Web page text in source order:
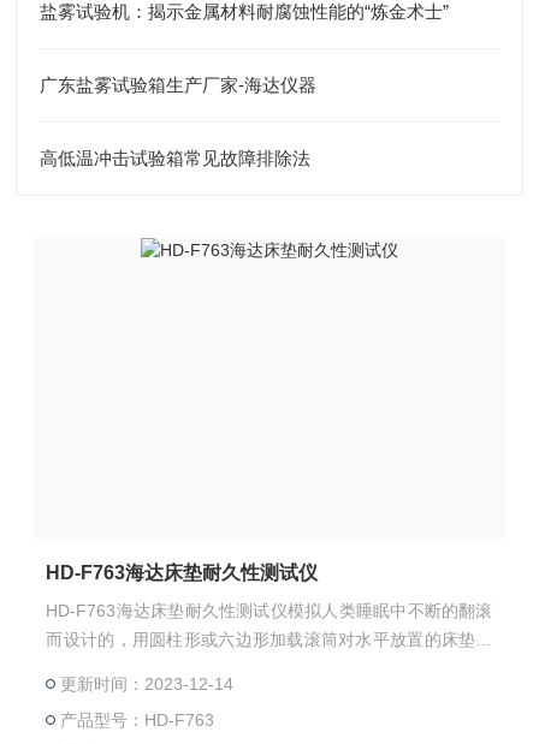
盐雾试验机：揭示金属材料耐腐蚀性能的“炼金术士”
广东盐雾试验箱生产厂家-海达仪器
高低温冲击试验箱常见故障排除法
HD-F763海达床垫耐久性测试仪
HD-F763海达床垫耐久性测试仪模拟人类睡眠中不断的翻滚
而设计的，用圆柱形或六边形加载滚筒对水平放置的床垫的
受能力。
更新时间：2023-12-14
产品型号：HD-F763